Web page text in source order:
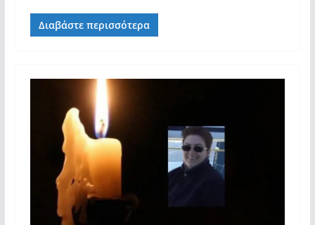
Διαβάστε περισσότερα